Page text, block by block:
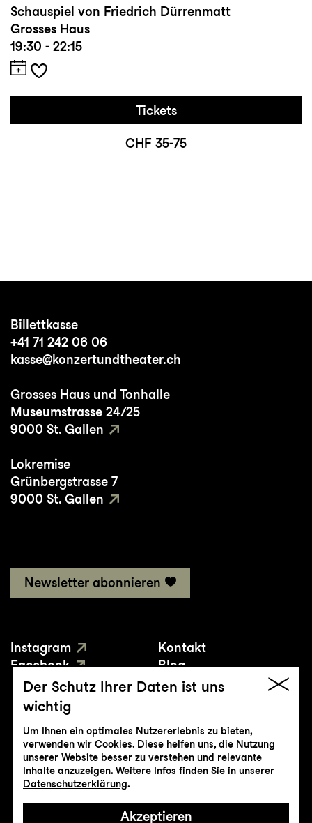
Schauspiel von Friedrich Dürrenmatt
Grosses Haus
19:30 - 22:15
Tickets
CHF 35-75
Billettkasse
+41 71 242 06 06
kasse@konzertundtheater.ch
Grosses Haus und Tonhalle
Museumstrasse 24/25
9000 St. Gallen
Lokremise
Grünbergstrasse 7
9000 St. Gallen
Newsletter abonnieren
Instagram
Facebook
YouTube
Kontakt
Blog
Presse
© Genossenschaft Konzert und Theater
St.Gallen
Der Schutz Ihrer Daten ist uns
wichtig
Um Ihnen ein optimales Nutzererlebnis zu bieten,
verwenden wir Cookies. Diese helfen uns, die Nutzung
unserer Website besser zu verstehen und relevante
Inhalte anzuzeigen. Weitere Infos finden Sie in unserer
Datenschutzerklärung.
Akzeptieren